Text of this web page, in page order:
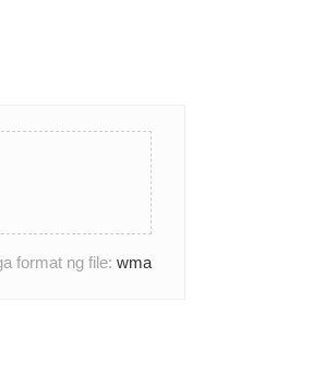
format ng file: wma